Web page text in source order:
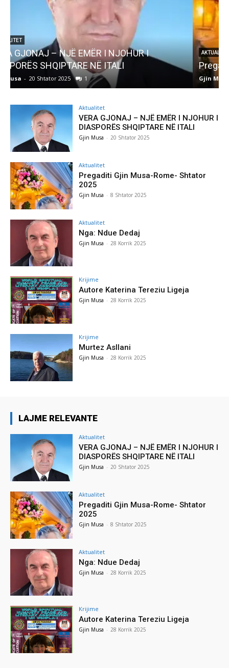
AKTUALITET
Pregaditi Gjin Musa-Rome- Shtator 2025
Gjin Musa - 8 Shtator 2025 0
Aktualitet
VERA GJONAJ – NJË EMËR I NJOHUR I
DIASPORËS SHQIPTARE NË ITALI
Gjin Musa - 20 Shtator 2025
Aktualitet
Pregaditi Gjin Musa-Rome- Shtator
2025
Gjin Musa - 8 Shtator 2025
Aktualitet
Nga: Ndue Dedaj
Gjin Musa - 28 Korrik 2025
Krijime
Autore Katerina Tereziu Ligeja
Gjin Musa - 28 Korrik 2025
Krijime
Murtez Asllani
Gjin Musa - 28 Korrik 2025
LAJME RELEVANTE
Aktualitet
VERA GJONAJ – NJË EMËR I NJOHUR I
DIASPORËS SHQIPTARE NË ITALI
Gjin Musa - 20 Shtator 2025
Aktualitet
Pregaditi Gjin Musa-Rome- Shtator
2025
Gjin Musa - 8 Shtator 2025
Aktualitet
Nga: Ndue Dedaj
Gjin Musa - 28 Korrik 2025
Krijime
Autore Katerina Tereziu Ligeja
Gjin Musa - 28 Korrik 2025